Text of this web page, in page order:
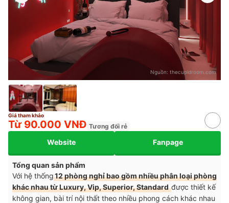
Nguồn: thecupidroom.com
Giá tham khảo
Từ 90.000 VNĐ Tương đối rẻ
Website Fanpage
Tổng quan sản phẩm
Với hệ thống12 phòng nghỉ bao gồm nhiều phân loại phòng
khác nhau từ Luxury, Vip, Superior, Standardđược thiết kế
không gian, bài trí nội thất theo nhiều phong cách khác nhau